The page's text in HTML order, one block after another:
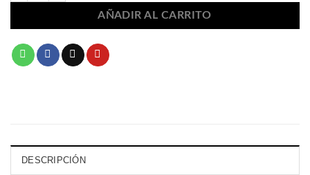
AÑADIR AL CARRITO
DESCRIPCIÓN